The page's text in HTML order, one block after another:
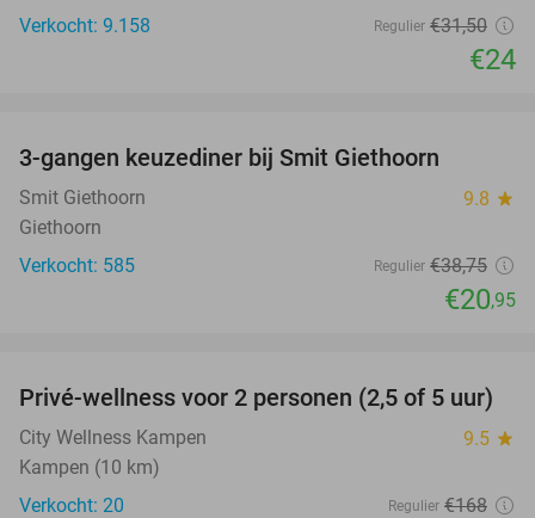
Verkocht: 9.158
Regulier €31,50
€24
3-gangen keuzediner bij Smit Giethoorn
Smit Giethoorn 9.8 star
Giethoorn
Verkocht: 585
Regulier €38,75
€20,95
41%
Privé-wellness voor 2 personen (2,5 of 5 uur)
City Wellness Kampen 9.5 star
Kampen (10 km)
Verkocht: 20
Regulier €168